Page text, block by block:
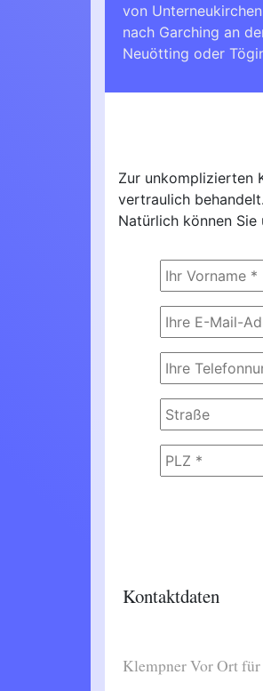
von
nach Garching an
Neuötting oder
Zur unkomplizierten
vertraulich
Natürlich können
Kontaktdaten
Klempner Vor Ort